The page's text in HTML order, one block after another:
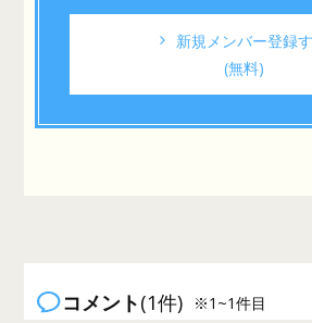
新規メンバー登録
(無料)
コメント(1件) ※1~1件目